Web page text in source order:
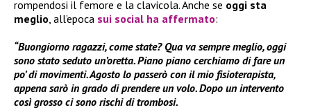
rompendosi il femore e la clavicola. Anche se oggi sta
meglio, all’epoca sui social ha affermato:
“Buongiorno ragazzi, come state? Qua va sempre meglio, oggi
sono stato seduto un’oretta. Piano piano cerchiamo di fare un
po’ di movimenti. Agosto lo passerò con il mio fisioterapista,
appena sarò in grado di prendere un volo. Dopo un intervento
così grosso ci sono rischi di trombosi.